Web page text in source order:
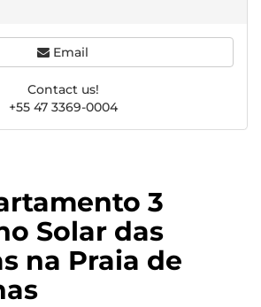
3
Solar das
na Praia de
Email
Contact us!
+55 47 3369-0004